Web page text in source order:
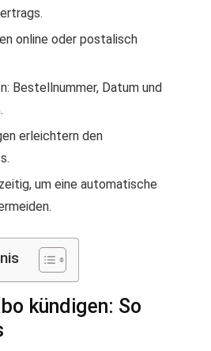
online oder postalisch
Bestellnummer, Datum und
erleichtern den
um eine automatische
kündigen: So